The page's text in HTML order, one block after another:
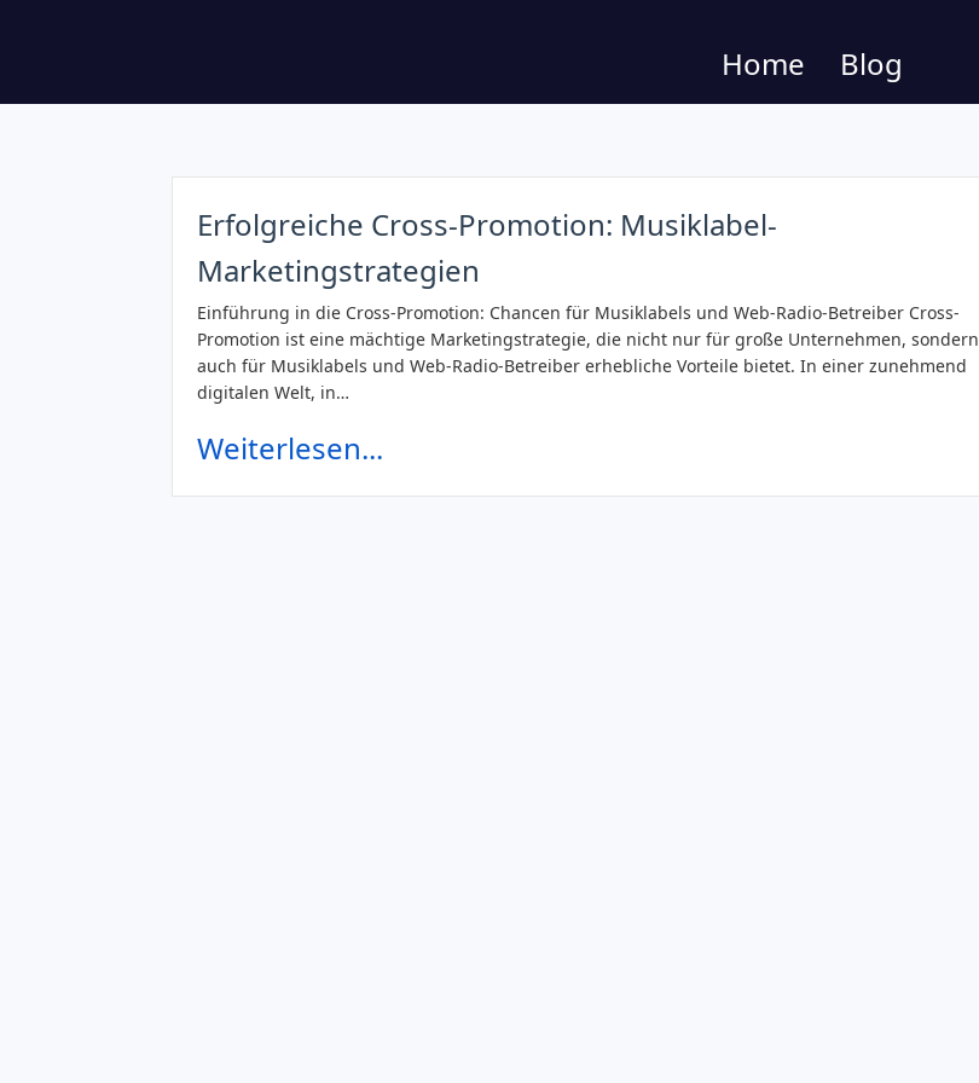
Home Blog
Erfolgreiche Cross-Promotion: Musiklabel-
Marketingstrategien
Einführung in die Cross-Promotion: Chancen für Musiklabels und Web-Radio-Betreiber Cross-
Promotion ist eine mächtige Marketingstrategie, die nicht nur für große Unternehmen, sondern
auch für Musiklabels und Web-Radio-Betreiber erhebliche Vorteile bietet. In einer zunehmend
digitalen Welt, in…
Weiterlesen...